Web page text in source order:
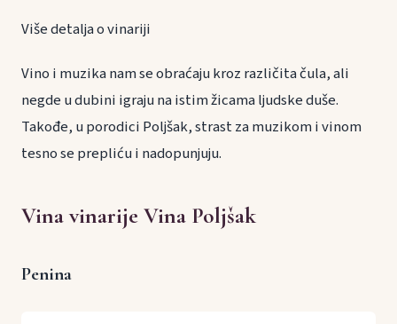
Više detalja o vinariji
Vino i muzika nam se obraćaju kroz različita čula, ali
negde u dubini igraju na istim žicama ljudske duše.
Takođe, u porodici Poljšak, strast za muzikom i vinom
tesno se prepliću i nadopunjuju.
Vina vinarije Vina Poljšak
Penina